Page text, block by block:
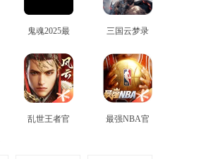
鬼魂2025最
三国云梦录
乱世王者官
最强NBA官